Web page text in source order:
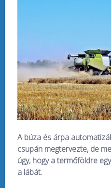
A búza és árpa
csupán megtervezte, de
úgy, hogy a termőföldre
a lábát.